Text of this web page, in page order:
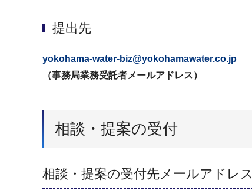
提出先
yokohama-water-biz@yokohamawater.co.jp
（事務局業務受託者メールアドレス）
相談・提案の受付
相談・提案の受付先メールアドレス